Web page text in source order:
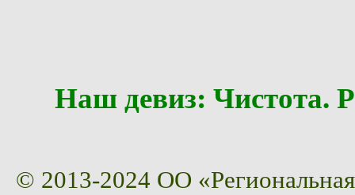
Наш девиз:
© 2013-2024 ОО